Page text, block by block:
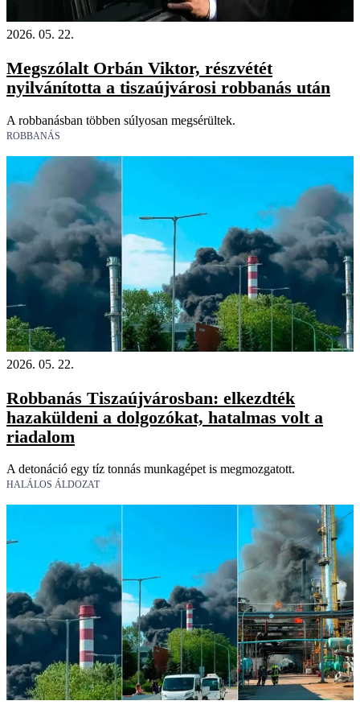
2026. 05. 22.
Megszólalt Orbán Viktor, részvétét
nyilvánította a tiszaújvárosi robbanás után
A robbanásban többen súlyosan megsérültek.
ROBBANÁS
2026. 05. 22.
Robbanás Tiszaújvárosban: elkezdték
hazaküldeni a dolgozókat, hatalmas volt a
riadalom
A detonáció egy tíz tonnás munkagépet is megmozgatott.
HALÁLOS ÁLDOZAT